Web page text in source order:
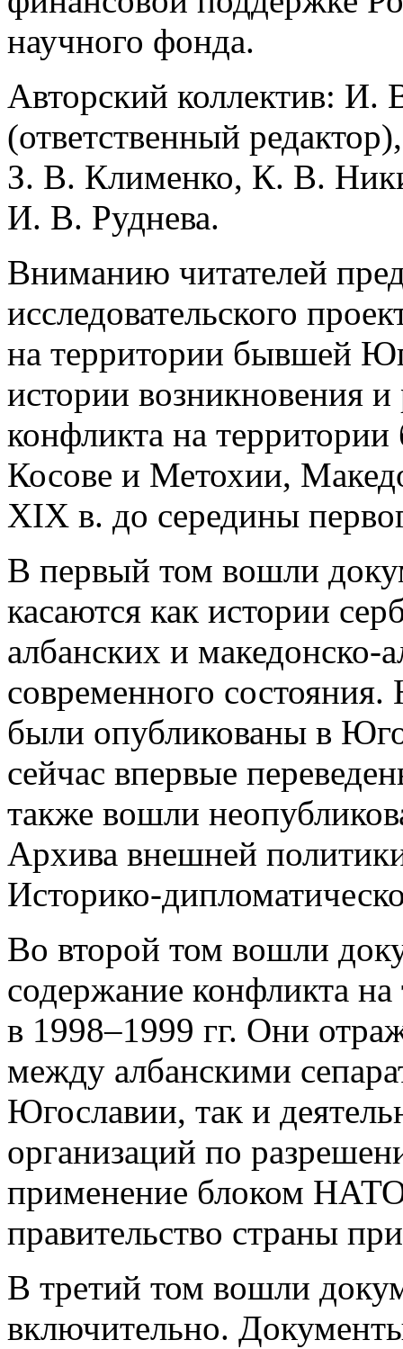
научного фонда.
Авторский коллектив:
(ответственный
З. В. Клименко, К. В.
И. В. Руднева.
Вниманию читателей
исследовательского
на территории бывшей
истории возникновения
конфликта на
Косове и Метохии,
XIX в. до середины
В первый том вошли
касаются как истории
албанских и
современного
были опубликованы в
сейчас впервые
также вошли
Архива внешней
Историко-
Во второй том вошли
содержание конфликта
в 1998–1999 гг. Они
между албанскими
Югославии, так и
организаций по
применение блоком
правительство страны
В третий том вошли
включительно.